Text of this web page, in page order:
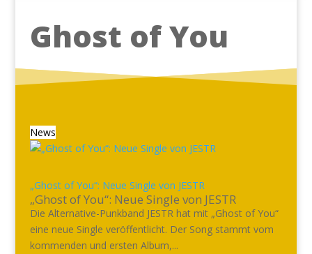
Ghost of You
News
„Ghost of You“: Neue Single von JESTR
„Ghost of You“: Neue Single von JESTR
Die Alternative-Punkband JESTR hat mit „Ghost of You“
eine neue Single veröffentlicht. Der Song stammt vom
kommenden und ersten Album,...